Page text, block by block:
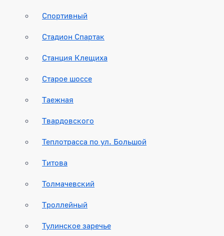
Спортивный
Стадион Спартак
Станция Клещиха
Старое шоссе
Таежная
Твардовского
Теплотрасса по ул. Большой
Титова
Толмачевский
Троллейный
Тулинское заречье